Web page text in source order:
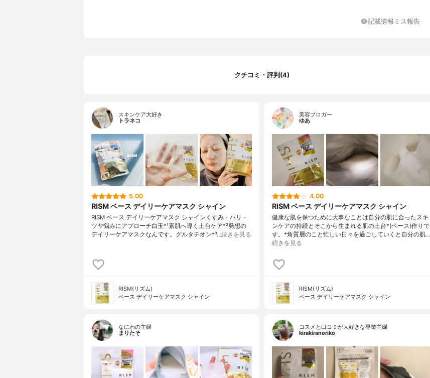
記載情報ミス報告
クチコミ・評判(4)
スキンケア大好き
トラネコ
5.00
RISM ベース デイリーケアマスク シャイン
RISM ベース デイリーケアマスク シャインくすみ・ハリ・
ツヤ悩みにアプローチ白玉*¹素肌へ導く土台ケア*²発想の
デイリーケアマスクなんです。グルタチオン*³…続きを見る
RISM(リズム)
ベース デイリーケアマスク シャイン
美容ブロガー
ゆあ
4.00
RISM ベース デイリーケアマスク シャイン
健康な肌を保つために大事なことは自分の肌に合ったスキ
ンケアの持続とそこから生まれる肌の土台*(ベース)作りで
す。*角質層のこと忙しい日々を過ごしていくと自分の肌…
続きを見る
RISM(リズム)
ベース デイリーケアマスク シャイン
なにわの主婦
まりたそ
コスメと口コミが大好きな専業主婦
kirakiranoriko